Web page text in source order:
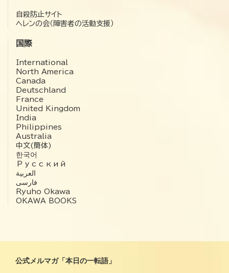
自殺防止サイト
ヘレンの会（障害者の活動支援）
国際
International
North America
Canada
Deutschland
France
United Kingdom
India
Philippines
Australia
中文(簡体)
한국어
Русский
العربية‏
فارسی
Ryuho Okawa
OKAWA BOOKS
公式メルマガ「本日の一転語」